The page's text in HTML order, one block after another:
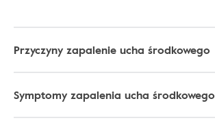
Przyczyny zapalenie ucha środkowego
Symptomy zapalenia ucha środkowego